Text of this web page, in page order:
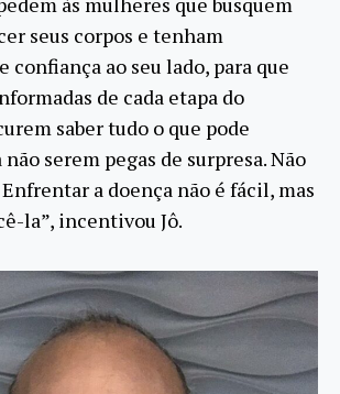
seus corpos e tenham
confiança ao seu lado, para que
de cada etapa do
saber tudo o que pode
serem pegas de surpresa. Não
a doença não é fácil, mas
la”, incentivou Jô.